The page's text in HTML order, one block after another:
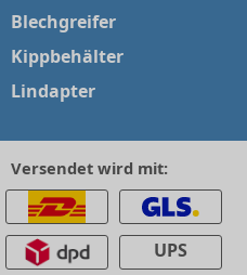
Blechgreifer
Kippbehälter
Lindapter
Versendet wird mit:
UPS